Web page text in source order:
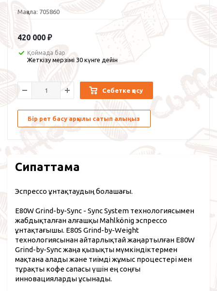
Мақала: 705860
420 000 ₽
Қоймада бар
Жеткізу мерзімі 30 күнге дейін
Себетке қосу
Бір рет басу арқылы сатып алыңыз
Сипаттама
Эспрессо ұнтақтаудың болашағы.
E80W Grind-by-Sync - Sync System технологиясымен
жабдықталған алғашқы Mahlkönig эспрессо
ұнтақтағышы. E80S Grind-by-Weight
технологиясынан айтарлықтай жаңартылған E80W
Grind-by-Sync жаңа қызықты мүмкіндіктермен
мақтана алады және тиімді жұмыс процестері мен
тұрақты кофе сапасы үшін ең соңғы
инновацияларды ұсынады.